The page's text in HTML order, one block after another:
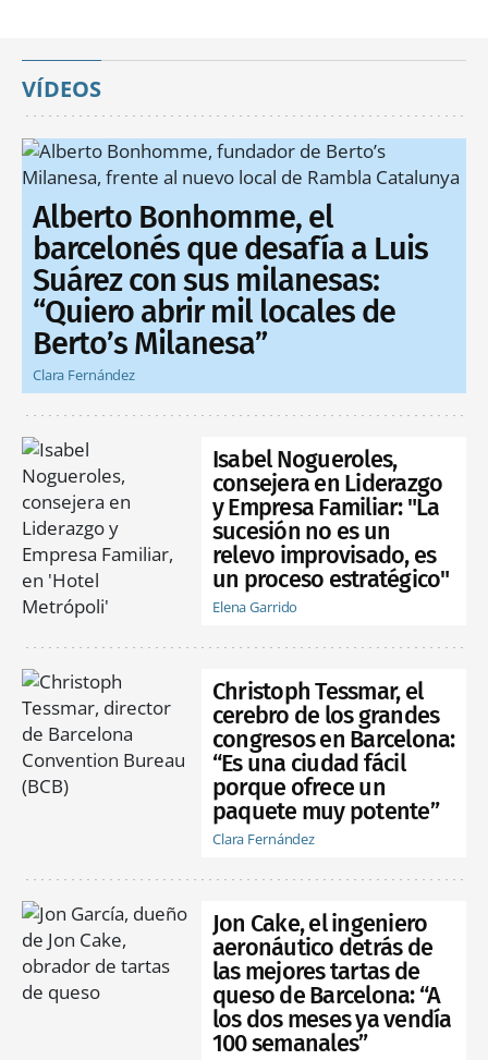
VÍDEOS
Alberto Bonhomme, el
barcelonés que desafía a Luis
Suárez con sus milanesas:
“Quiero abrir mil locales de
Berto’s Milanesa”
Clara Fernández
Isabel Nogueroles,
consejera en Liderazgo
y Empresa Familiar: "La
sucesión no es un
relevo improvisado, es
un proceso estratégico"
Elena Garrido
Christoph Tessmar, el
cerebro de los grandes
congresos en Barcelona:
“Es una ciudad fácil
porque ofrece un
paquete muy potente”
Clara Fernández
Jon Cake, el ingeniero
aeronáutico detrás de
las mejores tartas de
queso de Barcelona: “A
los dos meses ya vendía
100 semanales”